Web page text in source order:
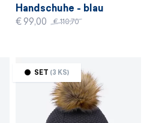
Handschuhe - blau
€ 99,00 € 110,70
SET (3 KS)